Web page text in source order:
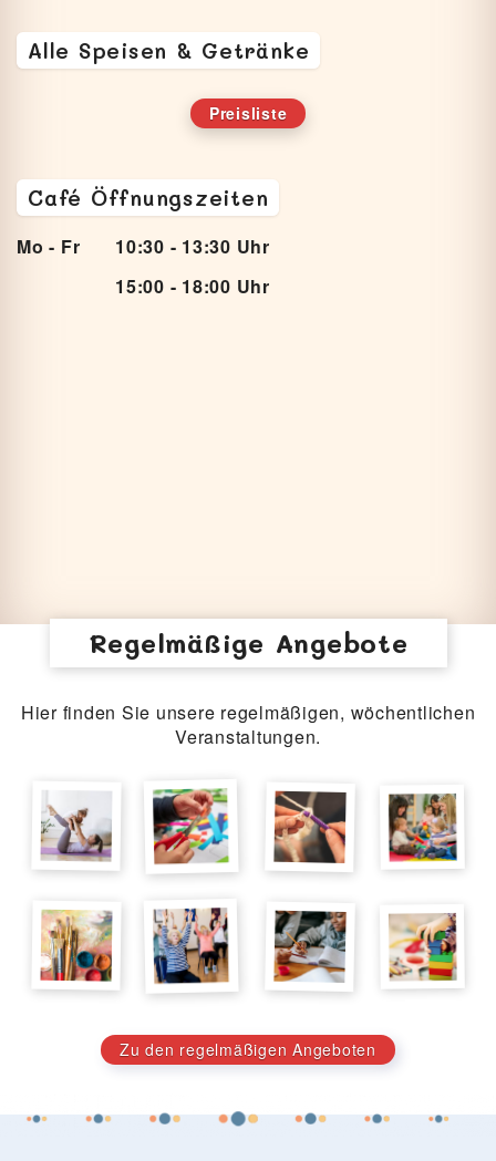
Alle Speisen & Getränke
Preisliste
Café Öffnungszeiten
Mo - Fr
10:30 - 13:30 Uhr
15:00 - 18:00 Uhr
Regelmäßige Angebote
Hier finden Sie unsere regelmäßigen, wöchentlichen
Veranstaltungen.
Zu den regelmäßigen Angeboten